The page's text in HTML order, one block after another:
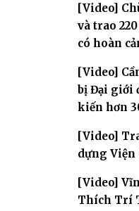
[Video]
và trao
có hoàn
[Video]
bị Đại giới
kiến hơn
[Video]
dựng Viện
[Video]
Thích Trí